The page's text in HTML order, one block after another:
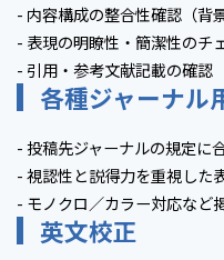
- 内容構成の整合性確認（背
- 表現の明瞭性・簡潔性のチ
- 引用・参考文献記載の確認
各種ジャーナル
- 投稿先ジャーナルの規定に
- 視認性と説得力を重視した
- モノクロ／カラー対応など
英文校正